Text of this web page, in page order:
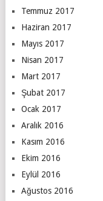
Temmuz 2017
Haziran 2017
Mayıs 2017
Nisan 2017
Mart 2017
Şubat 2017
Ocak 2017
Aralık 2016
Kasım 2016
Ekim 2016
Eylül 2016
Ağustos 2016